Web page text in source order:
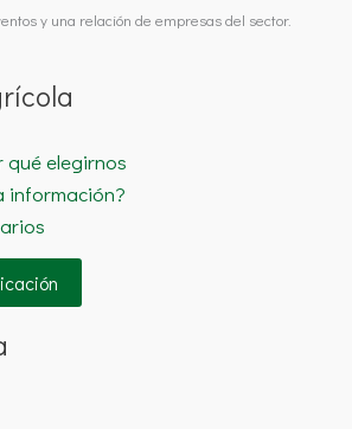
y una relación de empresas del sector.
qué elegirnos
información?